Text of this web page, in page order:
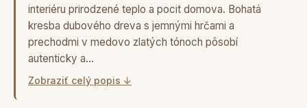
interiéru prirodzené teplo a pocit domova. Bohatá
kresba dubového dreva s jemnými hrčami a
prechodmi v medovo zlatých tónoch pôsobí
autenticky a…
Zobraziť celý popis ↓